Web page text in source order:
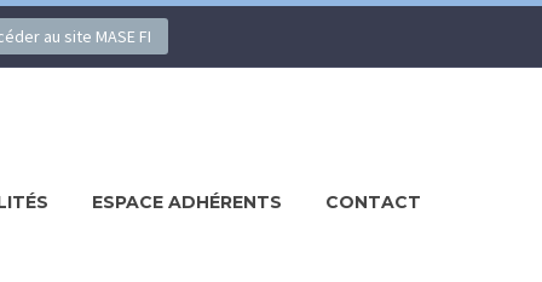
au site MASE FI
ESPACE ADHÉRENTS CONTACT